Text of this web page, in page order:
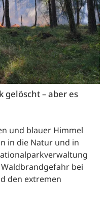
– aber es
und blauer Himmel
in die Natur und in
bei
den extremen